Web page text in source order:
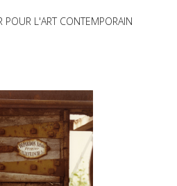
POUR L'ART CONTEMPORAIN